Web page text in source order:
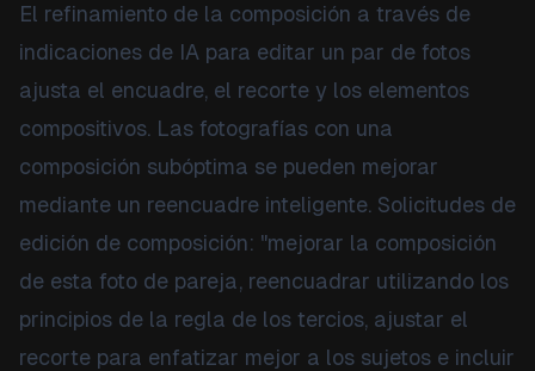
El refinamiento de la composición a través de
indicaciones de IA para editar un par de fotos
ajusta el encuadre, el recorte y los elementos
compositivos. Las fotografías con una
composición subóptima se pueden mejorar
mediante un reencuadre inteligente. Solicitudes de
edición de composición: "mejorar la composición
de esta foto de pareja, reencuadrar utilizando los
principios de la regla de los tercios, ajustar el
recorte para enfatizar mejor a los sujetos e incluir